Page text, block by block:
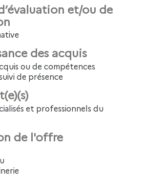
et/ou de
des acquis
ou de compétences
de présence
de l'offre